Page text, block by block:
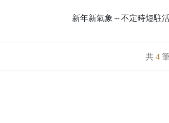
新年新氣象～不定時短駐活滿額
共 4